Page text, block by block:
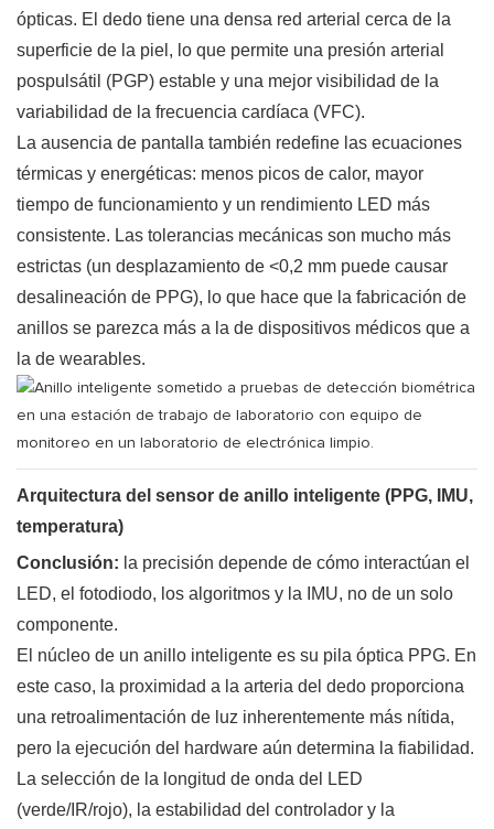
ópticas. El dedo tiene una densa red arterial cerca de la
superficie de la piel, lo que permite una presión arterial
pospulsátil (PGP) estable y una mejor visibilidad de la
variabilidad de la frecuencia cardíaca (VFC).
La ausencia de pantalla también redefine las ecuaciones
térmicas y energéticas: menos picos de calor, mayor
tiempo de funcionamiento y un rendimiento LED más
consistente. Las tolerancias mecánicas son mucho más
estrictas (un desplazamiento de <0,2 mm puede causar
desalineación de PPG), lo que hace que la fabricación de
anillos se parezca más a la de dispositivos médicos que a
la de wearables.
Arquitectura del sensor de anillo inteligente (PPG, IMU,
temperatura)
Conclusión: la precisión depende de cómo interactúan el
LED, el fotodiodo, los algoritmos y la IMU, no de un solo
componente.
El núcleo de un anillo inteligente es su pila óptica PPG. En
este caso, la proximidad a la arteria del dedo proporciona
una retroalimentación de luz inherentemente más nítida,
pero la ejecución del hardware aún determina la fiabilidad.
La selección de la longitud de onda del LED
(verde/IR/rojo), la estabilidad del controlador y la